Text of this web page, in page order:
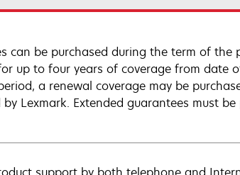
can be purchased during the term of the
up to four years of coverage from date
a renewal coverage may be
Lexmark. Extended guarantees must